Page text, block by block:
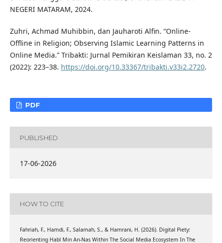
NEGERI MATARAM, 2024.
Zuhri, Achmad Muhibbin, dan Jauharoti Alfin. “Online-
Offline in Religion; Observing Islamic Learning Patterns in
Online Media.” Tribakti: Jurnal Pemikiran Keislaman 33, no. 2
(2022): 223–38. https://doi.org/10.33367/tribakti.v33i2.2720.
PDF
PUBLISHED
17-06-2026
HOW TO CITE
Fahriah, F., Hamdi, F., Salamah, S., & Hamrani, H. (2026). Digital Piety:
Reorienting Habl Min An-Nas Within The Social Media Ecosystem In The